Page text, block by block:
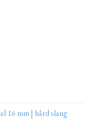
16 mm | hård slang